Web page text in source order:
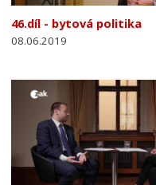
46.díl - bytová politika
08.06.2019